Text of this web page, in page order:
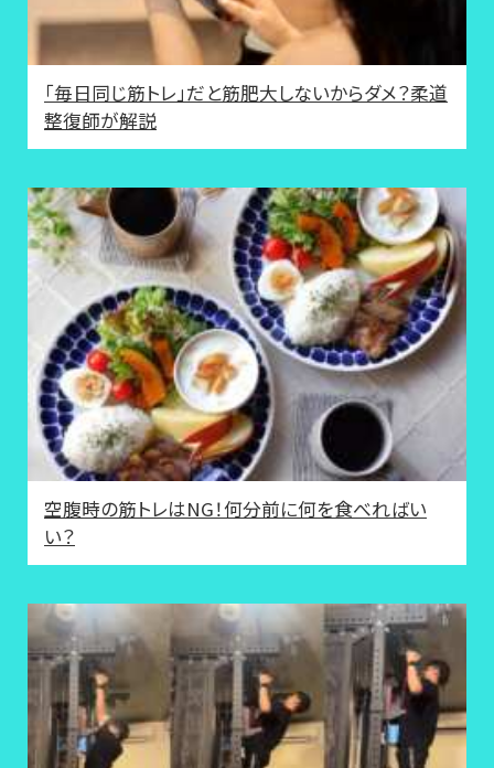
「毎日同じ筋トレ」だと筋肥大しないからダメ？柔道
整復師が解説
空腹時の筋トレはNG！何分前に何を食べればい
い？